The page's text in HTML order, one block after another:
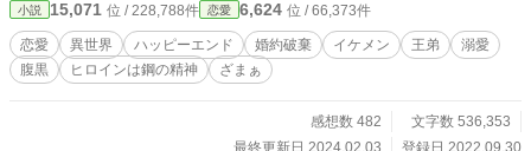
の運命を大きく変えていくことになり………。 ※『冷遇側妃の幸せな結婚』の
スピンオフ作品となっていますが、本作単品でもお楽しみ頂けると思います。
※サイコパスが登場しますので、苦手な方はご注意下さい。
小説 15,071 位 / 228,788件 恋愛 6,624 位 / 66,373件
恋愛 異世界 ハッピーエンド 婚約破棄 イケメン 王弟
溺愛
腹黒
ヒロインは鋼の精神 ざまぁ
感想数 482
文字数 536,353
最終更新日 2024.02.03
登録日 2022.09.30